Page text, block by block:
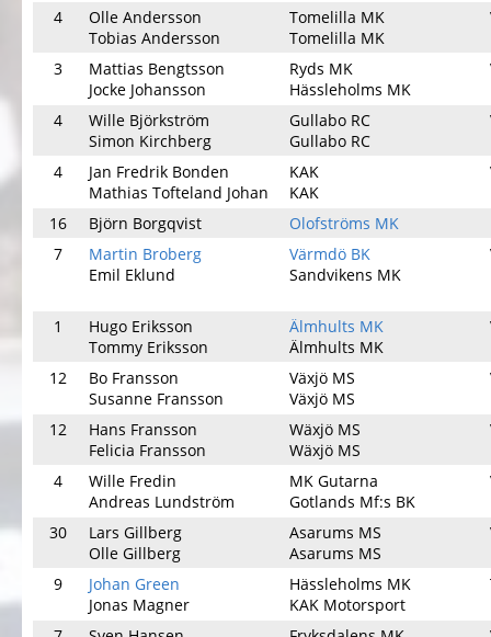
4
Olle Andersson
Tobias Andersson
Tomelilla MK
Tomelilla MK
3
Mattias Bengtsson
Jocke Johansson
Ryds MK
Hässleholms MK
4
Wille Björkström
Simon Kirchberg
Gullabo RC
Gullabo RC
4
Jan Fredrik Bonden
Mathias Tofteland Johan
KAK
KAK
16 Björn Borgqvist Olofströms MK
7
Martin Broberg
Emil Eklund
Värmdö BK
Sandvikens MK
1
Hugo Eriksson
Tommy Eriksson
Älmhults MK
Älmhults MK
12
Bo Fransson
Susanne Fransson
Växjö MS
Växjö MS
12
Hans Fransson
Felicia Fransson
Wäxjö MS
Wäxjö MS
4
Wille Fredin
Andreas Lundström
MK Gutarna
Gotlands Mf:s BK
30
Lars Gillberg
Olle Gillberg
Asarums MS
Asarums MS
9
Johan Green
Jonas Magner
Hässleholms MK
KAK Motorsport